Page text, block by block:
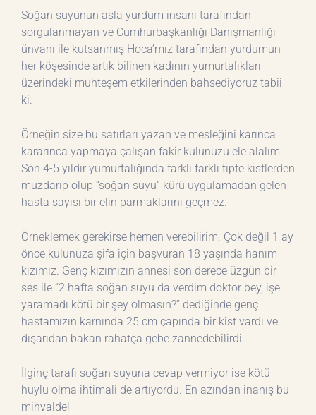
Soğan suyunun asla yurdum insanı tarafından
sorgulanmayan ve Cumhurbaşkanlığı Danışmanlığı
ünvanı ile kutsanmış Hoca’mız tarafından yurdumun
her köşesinde artık bilinen kadının yumurtalıkları
üzerindeki muhteşem etkilerinden bahsediyoruz tabii
ki.
Örneğin size bu satırları yazan ve mesleğini karınca
kararınca yapmaya çalışan fakir kulunuzu ele alalım.
Son 4-5 yıldır yumurtalığında farklı farklı tipte kistlerden
muzdarip olup “soğan suyu” kürü uygulamadan gelen
hasta sayısı bir elin parmaklarını geçmez.
Örneklemek gerekirse hemen verebilirim. Çok değil 1 ay
önce kulunuza şifa için başvuran 18 yaşında hanım
kızımız. Genç kızımızın annesi son derece üzgün bir
ses ile “2 hafta soğan suyu da verdim doktor bey, işe
yaramadı kötü bir şey olmasın?” dediğinde genç
hastamızın karnında 25 cm çapında bir kist vardı ve
dışarıdan bakan rahatça gebe zannedebilirdi.
İlginç tarafı soğan suyuna cevap vermiyor ise kötü
huylu olma ihtimali de artıyordu. En azından inanış bu
mihvalde!